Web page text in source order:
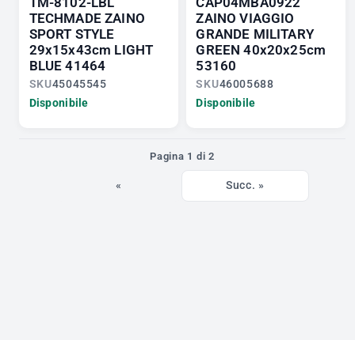
TM-8102-LBL
TECHMADE ZAINO
SPORT STYLE
29x15x43cm LIGHT
BLUE 41464
SKU45045545
Disponibile
CAP04MBA0922
ZAINO VIAGGIO
GRANDE MILITARY
GREEN 40x20x25cm
53160
SKU46005688
Disponibile
Pagina 1 di 2
« Succ. »